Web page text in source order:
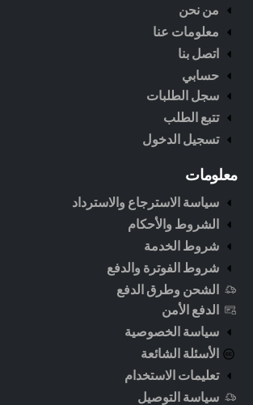
من نحن
معلومات عنا
اتصل بنا
حسابي
سجل الطلبات
تتبع الطلب
تسجيل الدخول
معلومات
سياسة الاسترجاع والاسترداد
الشروط والأحكام
شروط الخدمة
شروط الفوترة والدفع
الشحن وطرق الدفع
الدفع الأمن
سياسة الخصوصية
الأسئلة الشائعة
تعليمات الاستخدام
سياسة التوصيل